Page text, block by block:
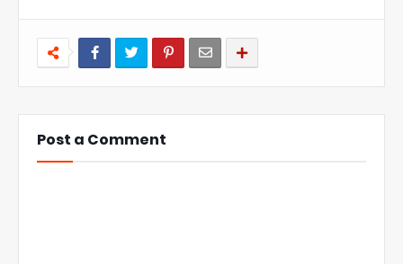
Post a Comment